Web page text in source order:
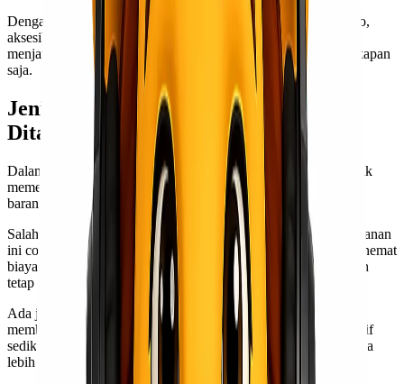
Dengan jaringan luas di seluruh Indonesia, termasuk Gorontalo,
aksesibilitas menjadi lebih baik. Layanan pelanggan 24/7 siap
menjawab setiap pertanyaan atau kebutuhan mendesak Anda kapan
saja.
Jenis-jenis Layanan Ekspedisi yang
Ditawarkan
Dalam dunia ekspedisi, berbagai jenis layanan ditawarkan untuk
memenuhi kebutuhan pelanggan. Ini penting agar pengiriman
barang dapat dilakukan dengan efisien dan sesuai harapan.
Salah satu layanan yang umum adalah pengiriman reguler. Layanan
ini cocok bagi mereka yang tidak terburu-buru dan ingin menghemat
biaya. Pengiriman biasanya memakan waktu lebih lama, namun
tetap terjamin keamanannya.
Ada juga layanan ekspres yang menjadi pilihan tepat jika Anda
membutuhkan barang sampai dalam waktu singkat. Dengan tarif
sedikit lebih tinggi, pengiriman akan diprioritaskan sehingga tiba
lebih cepat di tujuan.